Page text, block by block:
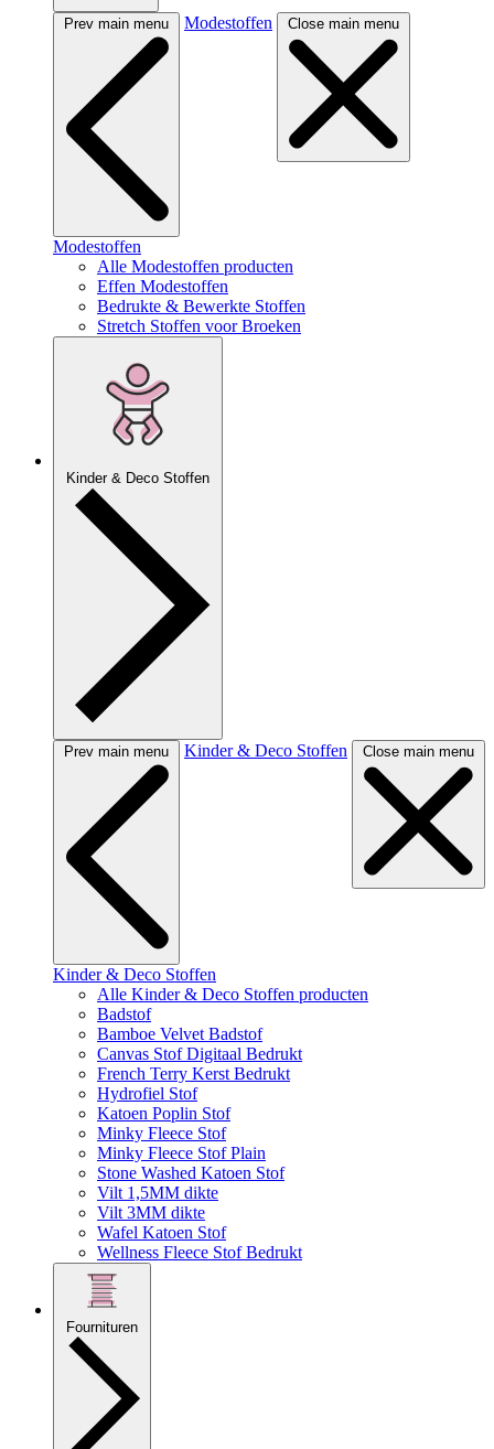
Prev main menu Modestoffen Close main menu
Modestoffen
Alle Modestoffen producten
Effen Modestoffen
Bedrukte & Bewerkte Stoffen
Stretch Stoffen voor Broeken
Kinder & Deco Stoffen
Prev main menu Kinder & Deco Stoffen Close main menu
Kinder & Deco Stoffen
Alle Kinder & Deco Stoffen producten
Badstof
Bamboe Velvet Badstof
Canvas Stof Digitaal Bedrukt
French Terry Kerst Bedrukt
Hydrofiel Stof
Katoen Poplin Stof
Minky Fleece Stof
Minky Fleece Stof Plain
Stone Washed Katoen Stof
Vilt 1,5MM dikte
Vilt 3MM dikte
Wafel Katoen Stof
Wellness Fleece Stof Bedrukt
Fournituren